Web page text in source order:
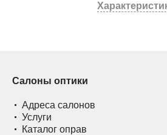
Салоны оптики
Адреса салонов
Услуги
Каталог оправ